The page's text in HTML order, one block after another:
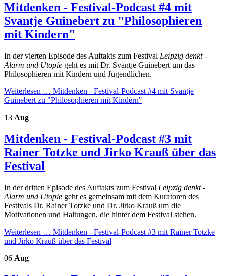
Mitdenken - Festival-Podcast #4 mit
Svantje Guinebert zu "Philosophieren
mit Kindern"
In der vierten Episode des Auftakts zum Festival Leipzig denkt -
Alarm und Utopie geht es mit Dr. Svantje Guinebert um das
Philosophieren mit Kindern und Jugendlichen.
Weiterlesen … Mitdenken - Festival-Podcast #4 mit Svantje
Guinebert zu "Philosophieren mit Kindern"
13 Aug
Mitdenken - Festival-Podcast #3 mit
Rainer Totzke und Jirko Krauß über das
Festival
In der dritten Episode des Auftakts zum Festival Leipzig denkt -
Alarm und Utopie geht es gemeinsam mit dem Kuratoren des
Festivals Dr. Rainer Totzke und Dr. Jirko Krauß um die
Motivationen und Haltungen, die hinter dem Festival stehen.
Weiterlesen … Mitdenken - Festival-Podcast #3 mit Rainer Totzke
und Jirko Krauß über das Festival
06 Aug